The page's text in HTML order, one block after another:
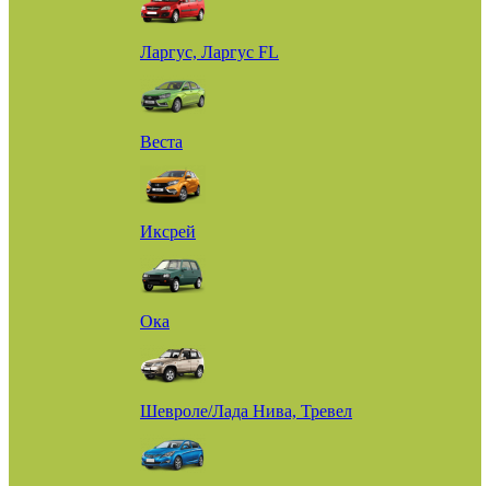
Ларгус, Ларгус FL
Веста
Иксрей
Ока
Шевроле/Лада Нива, Тревел